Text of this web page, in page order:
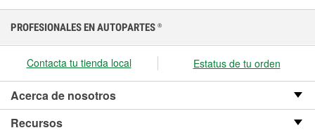
PROFESIONALES EN AUTOPARTES ®
Contacta tu tienda local Estatus de tu orden
Acerca de nosotros
Recursos